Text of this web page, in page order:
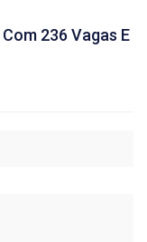
236 Vagas E